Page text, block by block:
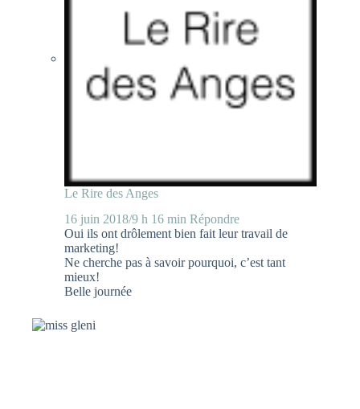
Le Rire des Anges
16 juin 2018/9 h 16 min Répondre
Oui ils ont drôlement bien fait leur travail de
marketing!
Ne cherche pas à savoir pourquoi, c’est tant
mieux!
Belle journée